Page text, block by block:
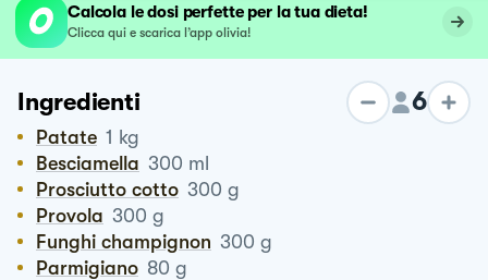
Calcola le dosi perfette per la tua dieta!
Clicca qui e scarica l’app olivia!
Ingredienti 6
Patate 1 kg
Besciamella 300 ml
Prosciutto cotto 300 g
Provola 300 g
Funghi champignon 300 g
Parmigiano 80 g